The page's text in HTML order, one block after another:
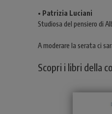
• Patrizia Luciani
Studiosa del pensiero di
A moderare la serata ci
Scopri i libri della